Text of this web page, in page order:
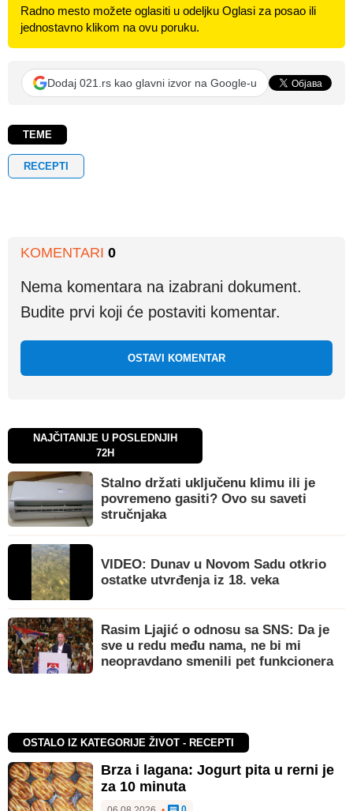
Radno mesto možete oglasiti u odeljku Oglasi za posao ili
jednostavno klikom na ovu poruku.
Dodaj 021.rs kao glavni izvor na Google-u
TEME
RECEPTI
KOMENTARI 0
Nema komentara na izabrani dokument.
Budite prvi koji će postaviti komentar.
OSTAVI KOMENTAR
NAJČITANIJE U POSLEDNJIH
72H
Stalno držati uključenu klimu ili je
povremeno gasiti? Ovo su saveti
stručnjaka
VIDEO: Dunav u Novom Sadu otkrio
ostatke utvrđenja iz 18. veka
Rasim Ljajić o odnosu sa SNS: Da je
sve u redu među nama, ne bi mi
neopravdano smenili pet funkcionera
OSTALO IZ KATEGORIJE ŽIVOT - RECEPTI
Brza i lagana: Jogurt pita u rerni je
za 10 minuta